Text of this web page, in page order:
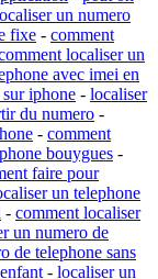
un numero
fixe - comment
localiser un
avec imei en
iphone - localiser
du numero -
- comment
bouygues -
faire pour
un telephone
- comment localiser
un numero de
de telephone sans
- localiser un